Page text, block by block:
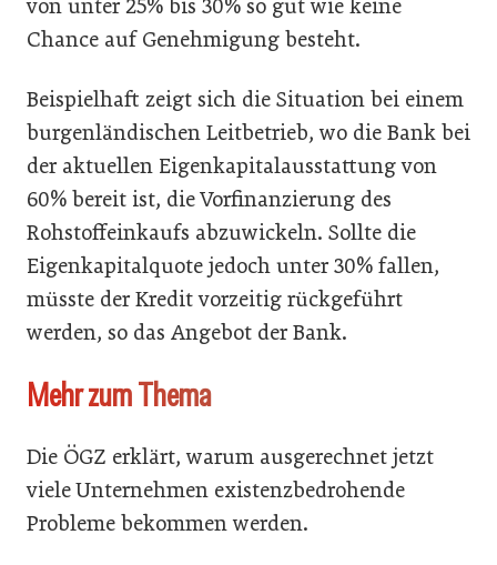
von unter 25% bis 30% so gut wie keine
Chance auf Genehmigung besteht.
Beispielhaft zeigt sich die Situation bei einem
burgenländischen Leitbetrieb, wo die Bank bei
der aktuellen Eigenkapitalausstattung von
60% bereit ist, die Vorfinanzierung des
Rohstoffeinkaufs abzuwickeln. Sollte die
Eigenkapitalquote jedoch unter 30% fallen,
müsste der Kredit vorzeitig rückgeführt
werden, so das Angebot der Bank.
Mehr zum Thema
Die ÖGZ erklärt, warum ausgerechnet jetzt
viele Unternehmen existenzbedrohende
Probleme bekommen werden.